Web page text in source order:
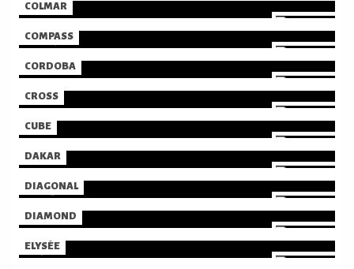
COLMAR
COMPASS
CORDOBA
CROSS
CUBE
DAKAR
DIAGONAL
DIAMOND
ELYSÉE